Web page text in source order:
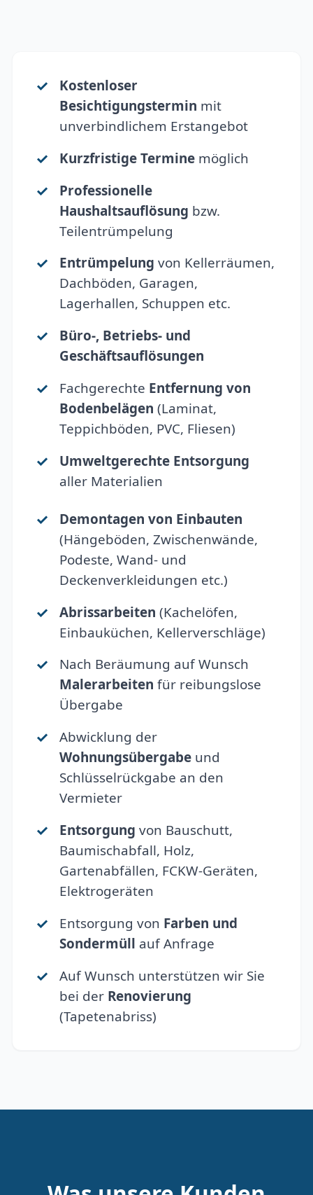
Kostenloser
Besichtigungstermin mit
unverbindlichem Erstangebot
Kurzfristige Terminemöglich
Professionelle
Haushaltsauflösung bzw.
Teilentrümpelung
Entrümpelung von Kellerräumen,
Dachböden, Garagen,
Lagerhallen, Schuppen etc.
Büro-, Betriebs- und
Geschäftsauflösungen
Fachgerechte Entfernung von
Bodenbelägen (Laminat,
Teppichböden, PVC, Fliesen)
Umweltgerechte Entsorgung
aller Materialien
Demontagen von Einbauten
(Hängeböden, Zwischenwände,
Podeste, Wand- und
Deckenverkleidungen etc.)
Abrissarbeiten (Kachelöfen,
Einbauküchen, Kellerverschläge)
Nach Beräumung auf Wunsch
Malerarbeiten für reibungslose
Übergabe
Abwicklung der
Wohnungsübergabeund
Schlüsselrückgabe an den
Vermieter
Entsorgung von Bauschutt,
Baumischabfall, Holz,
Gartenabfällen, FCKW-Geräten,
Elektrogeräten
Entsorgung von Farben und
Sondermüll auf Anfrage
Auf Wunsch unterstützen wir Sie
bei der Renovierung
(Tapetenabriss)